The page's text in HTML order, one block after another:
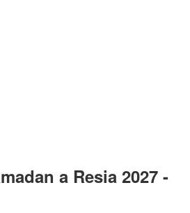
a Resia 2027 -